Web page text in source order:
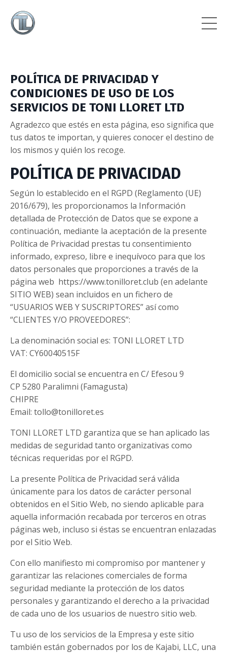
POLÍTICA DE PRIVACIDAD Y
CONDICIONES DE USO DE LOS
SERVICIOS DE TONI LLORET LTD
Agradezco que estés en esta página, eso significa que
tus datos te importan, y quieres conocer el destino de
los mismos y quién los recoge.
POLÍTICA DE PRIVACIDAD
Según lo establecido en el RGPD (Reglamento (UE)
2016/679), les proporcionamos la Información
detallada de Protección de Datos que se expone a
continuación, mediante la aceptación de la presente
Política de Privacidad prestas tu consentimiento
informado, expreso, libre e inequívoco para que los
datos personales que proporciones a través de la
página web https://www.tonilloret.club (en adelante
SITIO WEB) sean incluidos en un fichero de
“USUARIOS WEB Y SUSCRIPTORES” así como
“CLIENTES Y/O PROVEEDORES”:
La denominación social es: TONI LLORET LTD
VAT: CY60040515F
El domicilio social se encuentra en C/ Efesou 9
CP 5280 Paralimni (Famagusta)
CHIPRE
Email: tollo@tonilloret.es
TONI LLORET LTD garantiza que se han aplicado las
medidas de seguridad tanto organizativas como
técnicas requeridas por el RGPD.
La presente Política de Privacidad será válida
únicamente para los datos de carácter personal
obtenidos en el Sitio Web, no siendo aplicable para
aquella información recabada por terceros en otras
páginas web, incluso si éstas se encuentran enlazadas
por el Sitio Web.
Con ello manifiesto mi compromiso por mantener y
garantizar las relaciones comerciales de forma
seguridad mediante la protección de los datos
personales y garantizando el derecho a la privacidad
de cada uno de los usuarios de nuestro sitio web.
Tu uso de los servicios de la Empresa y este sitio
también están gobernados por los de Kajabi, LLC, una